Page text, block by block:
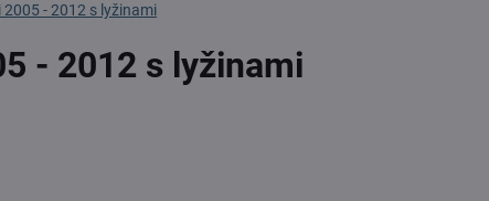
- 2012 s lyžinami
- 2012 s lyžinami